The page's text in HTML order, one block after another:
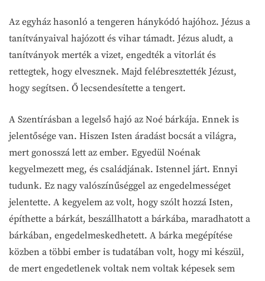
Az egyház hasonló a tengeren hánykódó hajóhoz. Jézus a
tanítványaival hajózott és vihar támadt. Jézus aludt, a
tanítványok merték a vizet, engedték a vitorlát és
rettegtek, hogy elvesznek. Majd felébresztették Jézust,
hogy segítsen. Ő lecsendesítette a tengert.
A Szentírásban a legelső hajó az Noé bárkája. Ennek is
jelentősége van. Hiszen Isten áradást bocsát a világra,
mert gonosszá lett az ember. Egyedül Noénak
kegyelmezett meg, és családjának. Istennel járt. Ennyi
tudunk. Ez nagy valószínűséggel az engedelmességet
jelentette. A kegyelem az volt, hogy szólt hozzá Isten,
építhette a bárkát, beszállhatott a bárkába, maradhatott a
bárkában, engedelmeskedhetett. A bárka megépítése
közben a többi ember is tudatában volt, hogy mi készül,
de mert engedetlenek voltak nem voltak képesek sem